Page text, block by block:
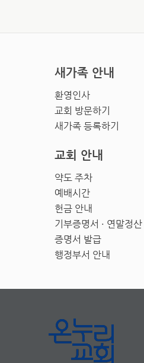
새가족 안내
환영인사
교회 방문하기
새가족 등록하기
교회 안내
약도 주차
예배시간
헌금 안내
기부증명서 · 연말정산
증명서 발급
행정부서 안내